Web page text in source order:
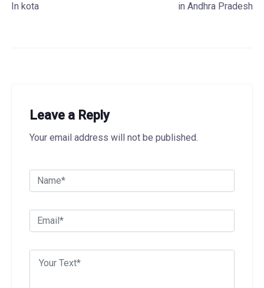
In kota
in Andhra Pradesh
Leave a Reply
Your email address will not be published.